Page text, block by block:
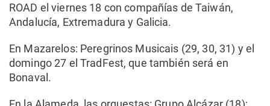
ROAD el viernes 18 con compañías de Taiwán,
Andalucía, Extremadura y Galicia.
En Mazarelos: Peregrinos Musicais (29, 30, 31) y el
domingo 27 el TradFest, que también será en
Bonaval.